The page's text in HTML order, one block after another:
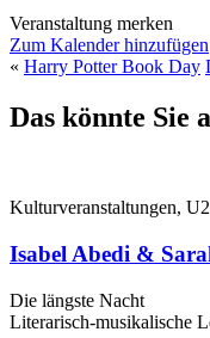
Veranstaltung merken
Zum Kalender hinzufügen
« Harry Potter Book Day
Das könnte Sie
Kulturveranstaltungen,
Isabel Abedi &
Die längste Nacht
Literarisch-musikalische